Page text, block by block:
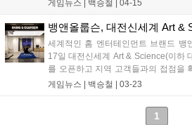
유럽 미학을 현대적으로 풀어낸 이번
드와 디자인을 한층 몰입감 있게 경
다....
게임뉴스 | 백승철 04-15
뱅앤올룹슨, 대전신세계 Art &
세계적인 홈 엔터테인먼트 브랜드 뱅
17일 대전신세계 Art & Science(이하
를 오픈하고 지역 고객들과의 접점을
기념하는 특별한 비주얼 머천다이징
사운드와 미학적 가치를 일상 속에서
으로 운영한다. 브랜드의 아이코닉한
게임뉴스 | 백승철 03-23
1